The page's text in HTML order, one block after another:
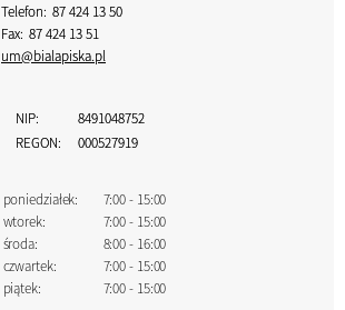
Telefon: 87 424 13 50
Fax: 87 424 13 51
um@bialapiska.pl
NIP:
8491048752
REGON:
000527919
poniedziałek:
7:00 - 15:00
wtorek:
7:00 - 15:00
środa:
8:00 - 16:00
czwartek:
7:00 - 15:00
piątek:
7:00 - 15:00